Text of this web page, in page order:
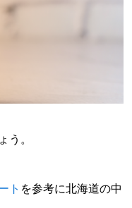
う。
ト を参考に北海道の中